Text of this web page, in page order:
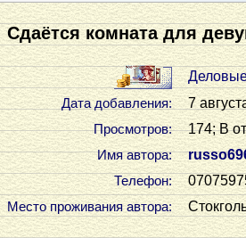
Сдаётся комната для
Дата добавления: 7
Просмотров: 174; В
Имя автора:
Телефон:
Место проживания автора: